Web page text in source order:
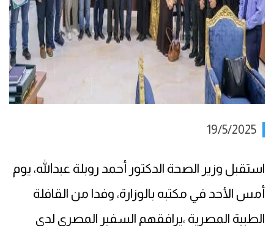
19/5/2025
استقبل وزير الصحة الدكتور أحمد روبلة عبدالله، يوم
أمس الأحد في مكتبه بالوزارة، وفدا من القافلة
الطبية المصرية ،يرافقهم السفير المصري لدى